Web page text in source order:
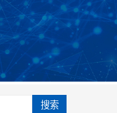
搜索